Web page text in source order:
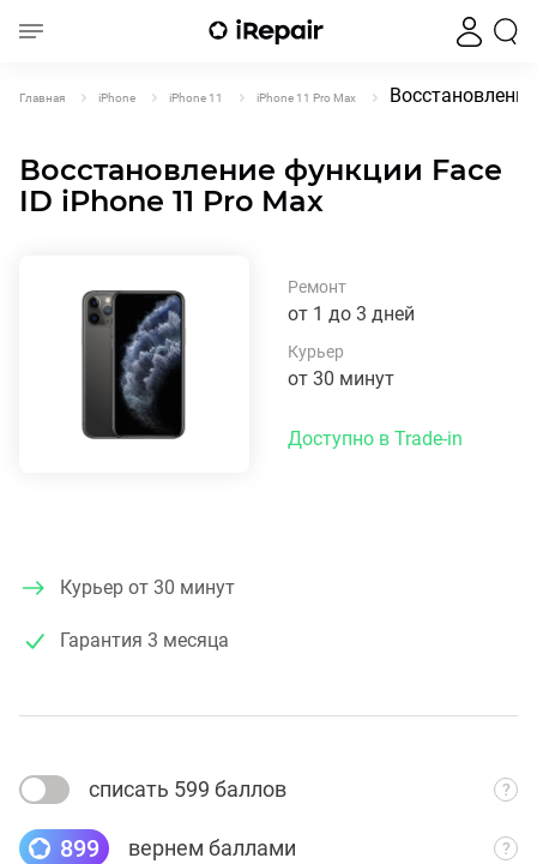
Главная iPhone iPhone 11 iPhone 11 Pro Max
Восстановление функции Face
ID iPhone 11 Pro Max
Ремонт
от 1 до 3 дней
Курьер
от 30 минут
Доступно в Trade-in
Курьер от 30 минут
Гарантия 3 месяца
списать 599 баллов
899 вернем баллами